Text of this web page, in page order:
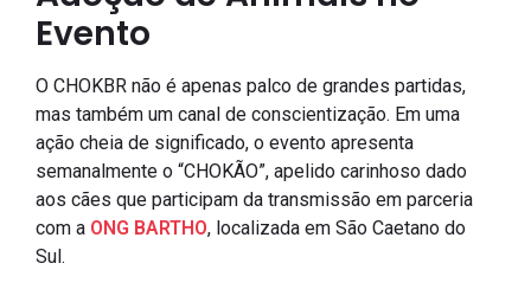
Evento
O CHOKBR não é apenas palco de grandes partidas,
mas também um canal de conscientização. Em uma
ação cheia de significado, o evento apresenta
semanalmente o “CHOKÃO”, apelido carinhoso dado
aos cães que participam da transmissão em parceria
com a ONG BARTHO, localizada em São Caetano do
Sul.